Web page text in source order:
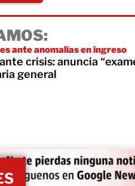
ante anomalías en ingreso
crisis: anuncia
general